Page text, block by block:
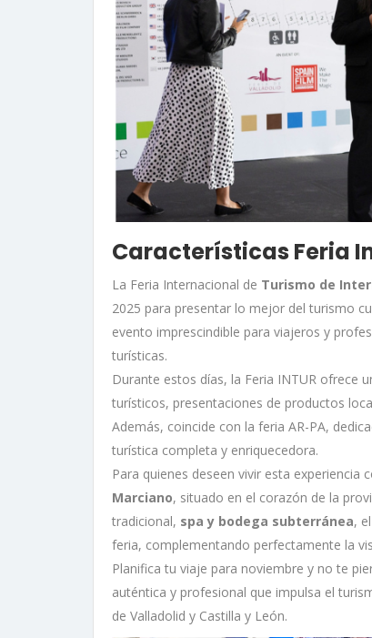
Características Feria
La Feria Internacional de Turismo de
2025 para presentar lo mejor del turismo
evento imprescindible para viajeros y
turísticas.
Durante estos días, la Feria INTUR ofrece
turísticos, presentaciones de productos
Además, coincide con la feria AR-PA,
turística completa y enriquecedora.
Para quienes deseen vivir esta experiencia
Marciano, situado en el corazón de la
tradicional, spa y bodega subterránea,
feria, complementando perfectamente la
Planifica tu viaje para noviembre y no te
auténtica y profesional que impulsa el
de Valladolid y Castilla y León.